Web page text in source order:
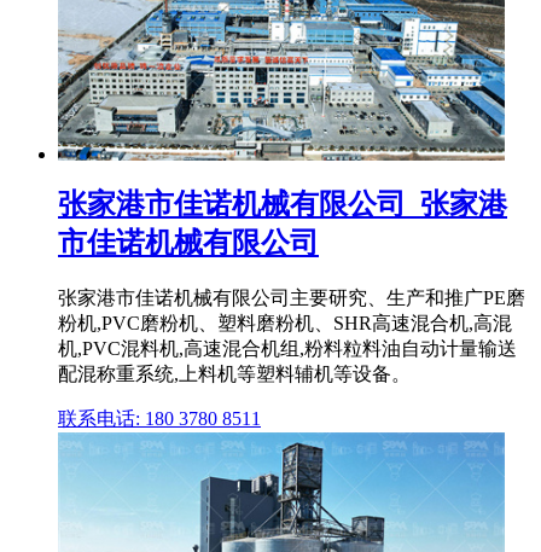
张家港市佳诺机械有限公司_张家港
市佳诺机械有限公司
张家港市佳诺机械有限公司主要研究、生产和推广PE磨
粉机,PVC磨粉机、塑料磨粉机、SHR高速混合机,高混
机,PVC混料机,高速混合机组,粉料粒料油自动计量输送
配混称重系统,上料机等塑料辅机等设备。
联系电话: 180 3780 8511